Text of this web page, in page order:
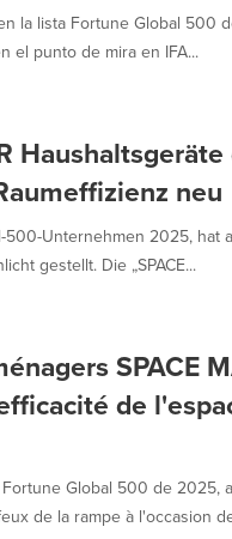
la lista Fortune Global 500
el punto de mira en IFA...
neu
500-Unternehmen 2025, hat
gestellt. Die „SPACE...
SPACE
de
Global 500 de 2025,
de la rampe à l'occasion